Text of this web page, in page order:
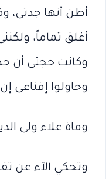
أظن أنها جدتى،
أغلق تماماً،
وكانت حجتى أن
وحاولوا إقناعى
وفاة علاء ولي
وتحكي الآء عن